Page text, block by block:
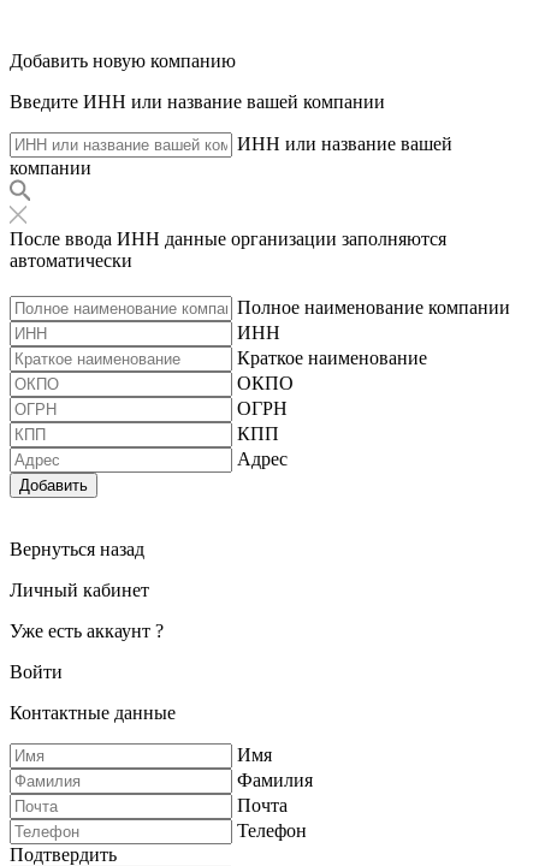
Добавить новую компанию
Введите ИНН или название вашей компании
ИНН или название вашей
компании
После ввода ИНН данные организации заполняются
автоматически
Полное наименование компании
ИНН
Краткое наименование
ОКПО
ОГРН
КПП
Адрес
Добавить
Вернуться назад
Личный кабинет
Уже есть аккаунт ?
Войти
Контактные данные
Имя
Фамилия
Почта
Телефон
Подтвердить